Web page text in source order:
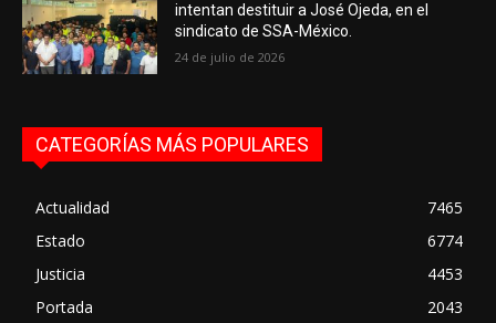
intentan destituir a José Ojeda, en el
sindicato de SSA-México.
24 de julio de 2026
CATEGORÍAS MÁS POPULARES
Actualidad
7465
Estado
6774
Justicia
4453
Portada
2043